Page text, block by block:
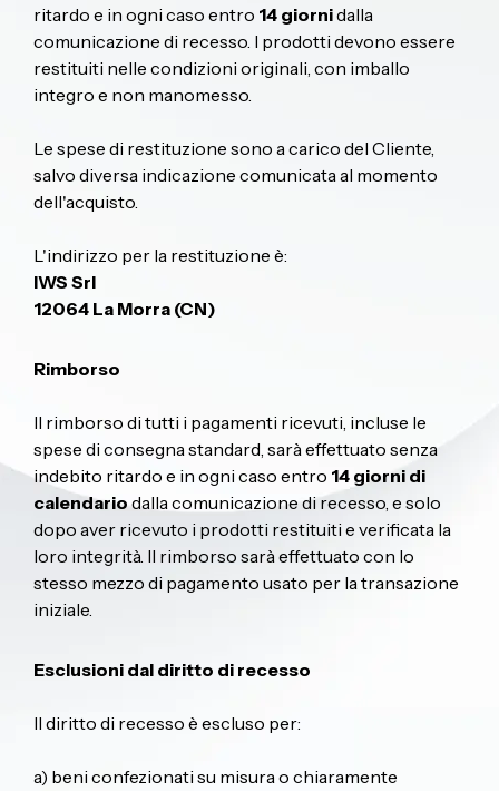
ritardo e in ogni caso entro 14 giornidalla
comunicazione di recesso. I prodotti devono essere
restituiti nelle condizioni originali, con imballo
integro e non manomesso.
Le spese di restituzione sono a carico del Cliente,
salvo diversa indicazione comunicata al momento
dell'acquisto.
L'indirizzo per la restituzione è:
IWS Srl
12064 La Morra (CN)
Rimborso
Il rimborso di tutti i pagamenti ricevuti, incluse le
spese di consegna standard, sarà effettuato senza
indebito ritardo e in ogni caso entro 14 giorni di
calendariodalla comunicazione di recesso, e solo
dopo aver ricevuto i prodotti restituiti e verificata la
loro integrità. Il rimborso sarà effettuato con lo
stesso mezzo di pagamento usato per la transazione
iniziale.
Esclusioni dal diritto di recesso
Il diritto di recesso è escluso per:
a) beni confezionati su misura o chiaramente